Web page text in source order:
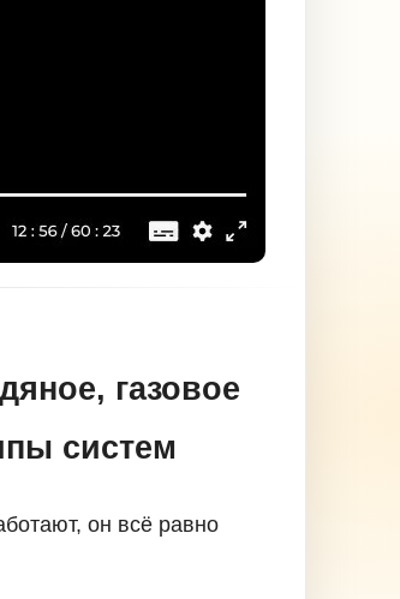
газовое
систем
он всё равно